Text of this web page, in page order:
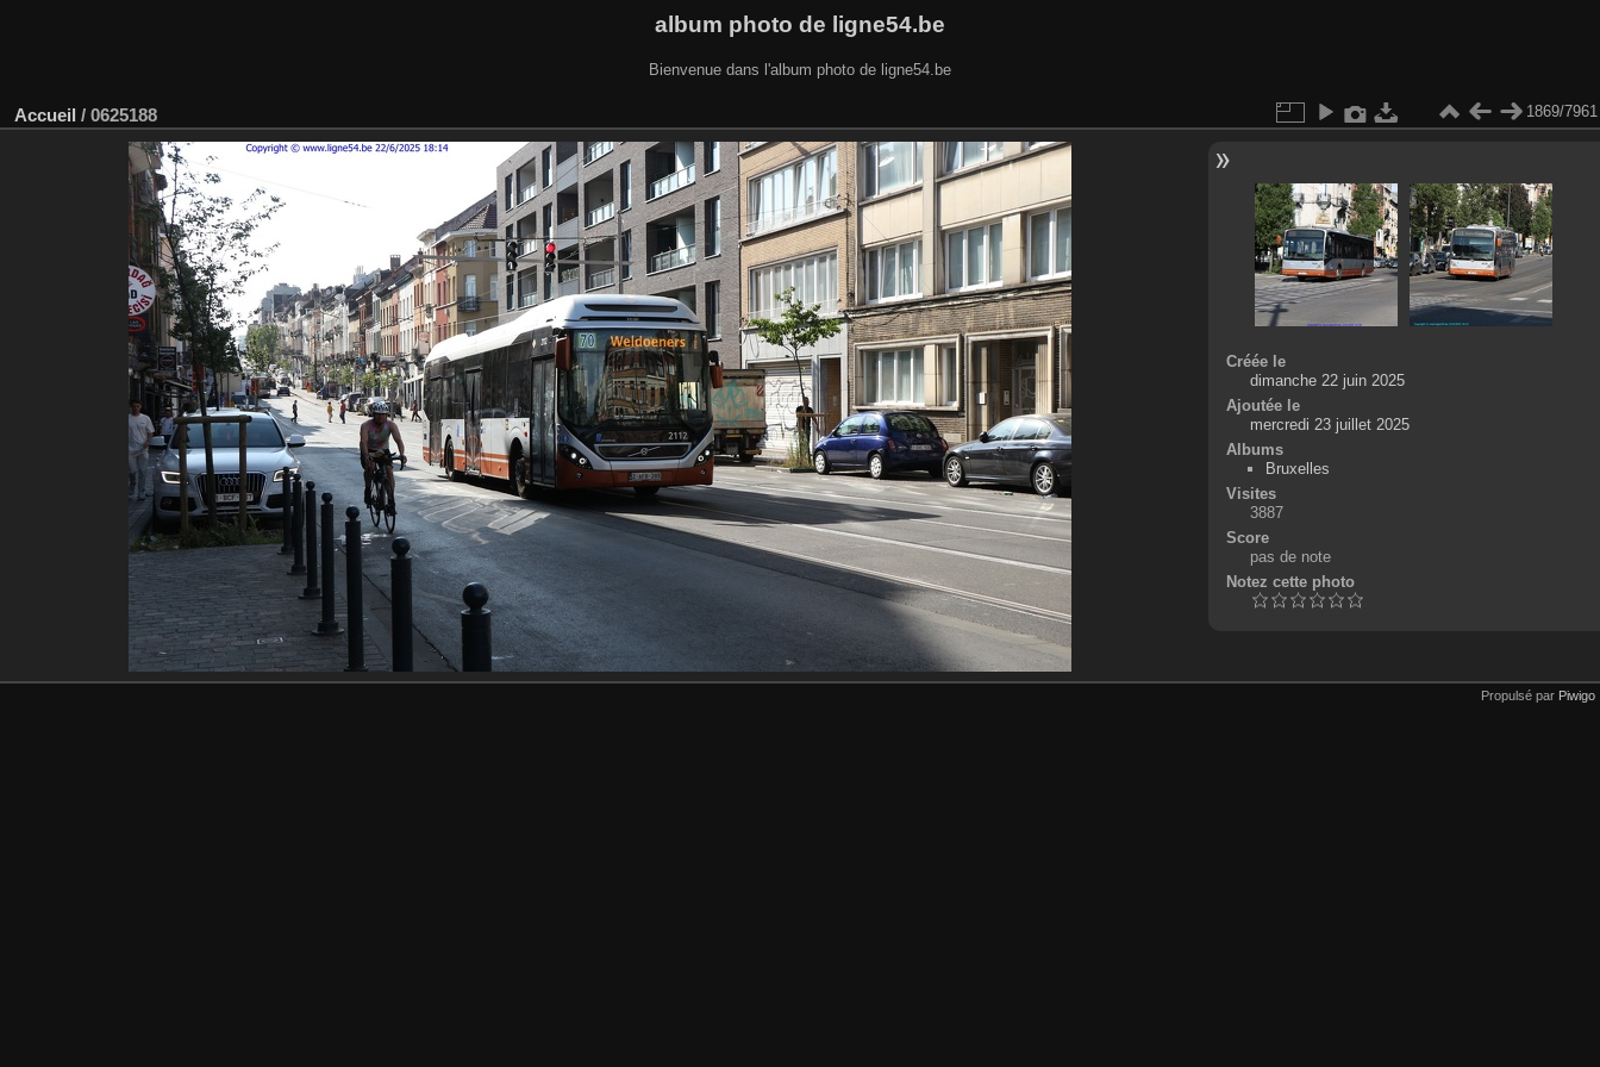
album photo de ligne54.be
Bienvenue dans l'album photo de ligne54.be
Accueil / 0625188 1869/7961
Créée le
dimanche 22 juin 2025
Ajoutée le
mercredi 23 juillet 2025
Albums
Bruxelles
Visites
3887
Score
pas de note
Notez cette photo
Propulsé par Piwigo